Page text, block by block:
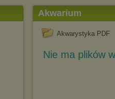
Akwarium
Akwarystyka PDF
Nie ma plików